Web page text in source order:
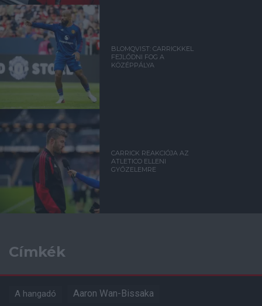
BLOMQVIST: CARRICKKEL
FEJLŐDNI FOG A
KÖZÉPPÁLYA
CARRICK REAKCIÓJA AZ
ATLETICO ELLENI
GYŐZELEMRE
Címkék
A hangadó Aaron Wan-Bissaka